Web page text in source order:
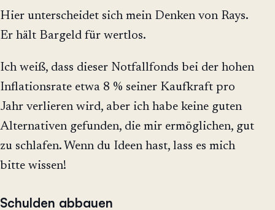
Hier unterscheidet sich mein Denken von Rays.
Er hält Bargeld für wertlos.
Ich weiß, dass dieser Notfallfonds bei der hohen
Inflationsrate etwa 8 % seiner Kaufkraft pro
Jahr verlieren wird, aber ich habe keine guten
Alternativen gefunden, die mir ermöglichen, gut
zu schlafen. Wenn du Ideen hast, lass es mich
bitte wissen!
Schulden abbauen